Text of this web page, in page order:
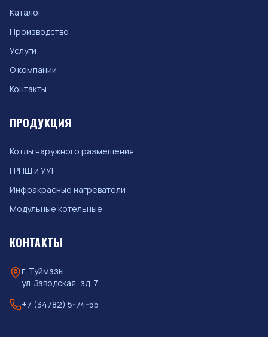
Каталог
Производство
Услуги
О компании
Контакты
ПРОДУКЦИЯ
Котлы наружного размещения
ГРПШ и УУГ
Инфракрасные нагреватели
Модульные котельные
КОНТАКТЫ
г. Туймазы,
ул. Заводская, зд. 7
+7 (34782) 5-74-55